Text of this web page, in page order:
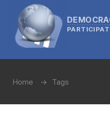
Home Tags